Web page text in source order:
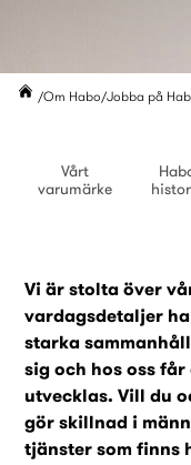
Om Habo Jobba på
Vårt
varumärke
Vi är stolta över
vardagsdetaljer
starka
sig och hos oss
utvecklas. Vill du
gör skillnad i
tjänster som finns